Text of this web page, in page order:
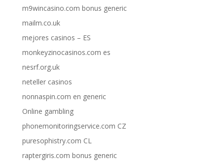
m9wincasino.com bonus generic
mailm.co.uk
mejores casinos – ES
monkeyzinocasinos.com es
nesrf.org.uk
neteller casinos
nonnaspin.com en generic
Online gambling
phonemonitoringservice.com CZ
puresophistry.com CL
raptergiris.com bonus generic